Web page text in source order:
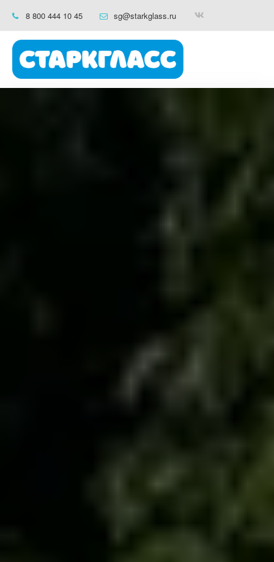
8 800 444 10 45 sg@starkglass.ru